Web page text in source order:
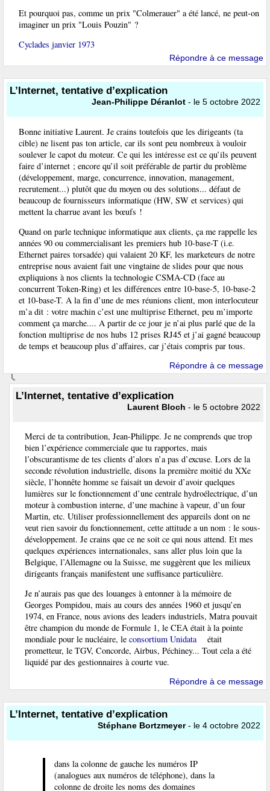
Et pourquoi pas, comme un prix "Colmerauer" a été lancé, ne peut-on
imaginer un prix "Louis Pouzin" ?
Cyclades janvier 1973
Répondre à ce message
L’Internet, tentative d’explication
Jean-Philippe Déranlot - le 5 octobre 2022
Bonne initiative Laurent. Je crains toutefois que les dirigeants (ta
cible) ne lisent pas ton article, car ils sont peu nombreux à vouloir
soulever le capot du moteur. Ce qui les intéresse est ce qu’ils peuvent
faire d’internet ; encore qu’il soit préférable de partir du problème
(développement, marge, concurrence, innovation, management,
recrutement...) plutôt que du moyen ou des solutions... défaut de
beaucoup de fournisseurs informatique (HW, SW et services) qui
mettent la charrue avant les bœufs !
Quand on parle technique informatique aux clients, ça me rappelle les
années 90 ou commercialisant les premiers hub 10-base-T (i.e.
Ethernet paires torsadée) qui valaient 20 KF, les marketeurs de notre
entreprise nous avaient fait une vingtaine de slides pour que nous
expliquions à nos clients la technologie CSMA-CD (face au
concurrent Token-Ring) et les différences entre 10-base-5, 10-base-2
et 10-base-T. A la fin d’une de mes réunions client, mon interlocuteur
m’a dit : votre machin c’est une multiprise Ethernet, peu m’importe
comment ça marche.... A partir de ce jour je n’ai plus parlé que de la
fonction multiprise de nos hubs 12 prises RJ45 et j’ai gagné beaucoup
de temps et beaucoup plus d’affaires, car j’étais compris par tous.
Répondre à ce message
L’Internet, tentative d’explication
Laurent Bloch - le 5 octobre 2022
Merci de ta contribution, Jean-Philippe. Je ne comprends que trop
bien l’expérience commerciale que tu rapportes, mais
l’obscurantisme de tes clients d’alors n’a pas d’excuse. Lors de la
seconde révolution industrielle, disons la première moitié du XXe
siècle, l’honnête homme se faisait un devoir d’avoir quelques
lumières sur le fonctionnement d’une centrale hydroélectrique, d’un
moteur à combustion interne, d’une machine à vapeur, d’un four
Martin, etc. Utiliser professionnellement des appareils dont on ne
veut rien savoir du fonctionnement, cette attitude a un nom : le sous-
développement. Je crains que ce ne soit ce qui nous attend. Et mes
quelques expériences internationales, sans aller plus loin que la
Belgique, l’Allemagne ou la Suisse, me suggèrent que les milieux
dirigeants français manifestent une suffisance particulière.
Je n’aurais pas que des louanges à entonner à la mémoire de
Georges Pompidou, mais au cours des années 1960 et jusqu’en
1974, en France, nous avions des leaders industriels, Matra pouvait
être champion du monde de Formule 1, le CEA était à la pointe
mondiale pour le nucléaire, le consortium Unidata
était
prometteur, le TGV, Concorde, Airbus, Péchiney... Tout cela a été
liquidé par des gestionnaires à courte vue.
Répondre à ce message
L’Internet, tentative d’explication
Stéphane Bortzmeyer- le 4 octobre 2022
dans la colonne de gauche les numéros IP
(analogues aux numéros de téléphone), dans la
colonne de droite les noms des domaines